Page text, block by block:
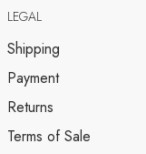
LEGAL
Shipping
Payment
Returns
Terms of Sale